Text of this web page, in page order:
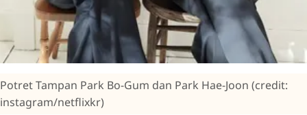
Potret Tampan Park Bo-Gum dan Park Hae-Joon (credit:
instagram/netflixkr)